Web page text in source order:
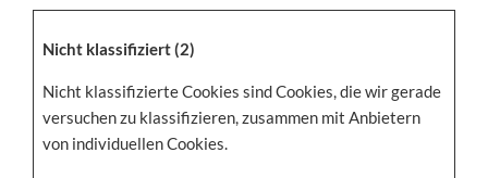
Nicht klassifiziert (2)
Nicht klassifizierte Cookies sind Cookies, die wir gerade
versuchen zu klassifizieren, zusammen mit Anbietern
von individuellen Cookies.